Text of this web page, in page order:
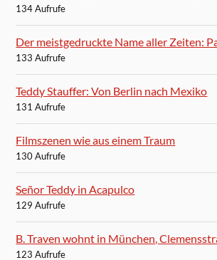
134 Aufrufe
Der meistgedruckte Name aller Zeiten:
133 Aufrufe
Teddy Stauffer: Von Berlin nach Mexiko
131 Aufrufe
Filmszenen wie aus einem Traum
130 Aufrufe
Señor Teddy in Acapulco
129 Aufrufe
B. Traven wohnt in München,
123 Aufrufe